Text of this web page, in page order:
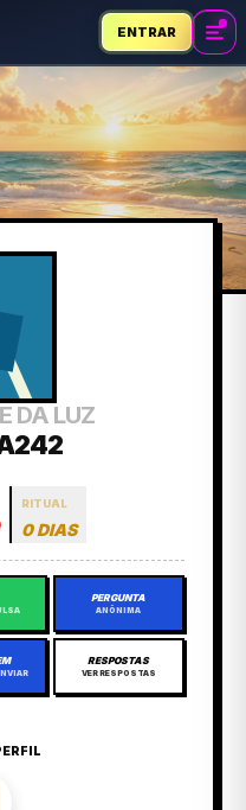
ENTRAR
DA LUZ
RITUAL
0 DIAS
PERGUNTA
ANÔNIMA
RESPOSTAS
VER RESPOSTAS